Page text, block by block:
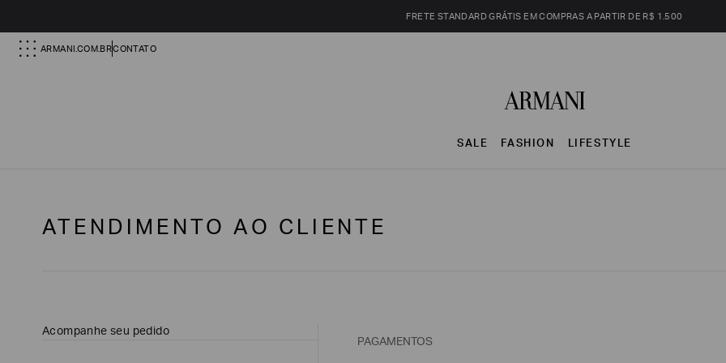
FRETE STANDARD GRÁTIS EM COMPRAS A PARTIR DE R$ 1.500
ARMANI.COM.BRCONTATO
SALE FASHION LIFESTYLE
ATENDIMENTO AO CLIENTE
Acompanhe seu pedido
PAGAMENTOS